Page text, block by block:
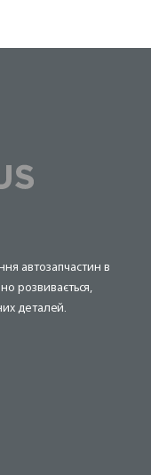
автозапчастин в
розвивається,
деталей.